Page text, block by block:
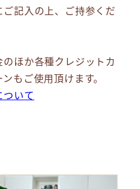
ご記入の上、ご持参くだ
のほか各種クレジットカ
もご使用頂けます。
ついて